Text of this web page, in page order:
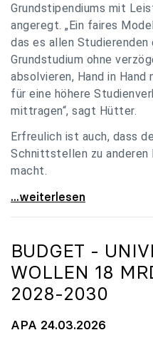
Grundstipendiums mit
angeregt. „Ein faires
das es allen Studierenden
Grundstudium ohne
absolvieren, Hand in
für eine höhere
mittragen“, sagt Hütter.
Erfreulich ist auch, dass
Schnittstellen zu
macht.
uniko zu FORWIT-
...weiterlesen
BUDGET -
WOLLEN 18
2028-2030
APA 24.03.2026